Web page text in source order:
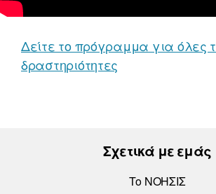
Δείτε το πρόγραμμα για όλες
δραστηριότητες
Σχετικά με εμάς
Το ΝΟΗΣΙΣ